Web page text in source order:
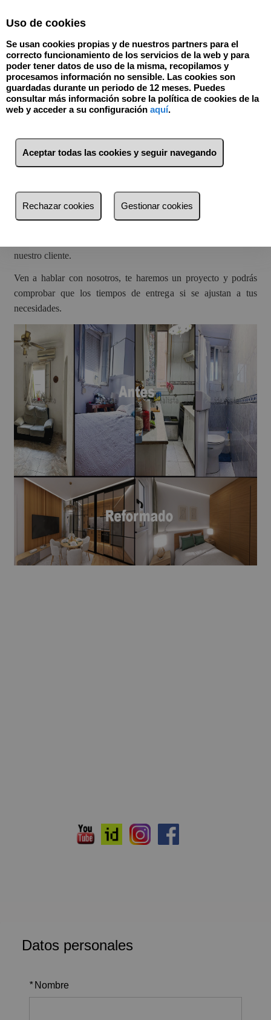
titulo
REFORMAS
La compra de vivienda a reformar, te permite dos cosas muy importantes:
2.- Que diseñes y estrenes la vivienda de tus sueños.
Comenzamos el proyecto escuchando las necesidades del
nuestro cliente.
Ven a hablar con nosotros, te haremos un proyecto y podrás
comprobar que los tiempos de entrega si se ajustan a tus
necesidades.
Datos personales
* Nombre
Uso de cookies
Se usan cookies propias y de nuestros partners para el
correcto funcionamiento de los servicios de la web y para
poder tener datos de uso de la misma, recopilamos y
procesamos información no sensible. Las cookies son
guardadas durante un periodo de 12 meses. Puedes
consultar más información sobre la política de cookies de la
web y acceder a su configuración aquí.
Aceptar todas las cookies y seguir navegando
Rechazar cookies Gestionar cookies